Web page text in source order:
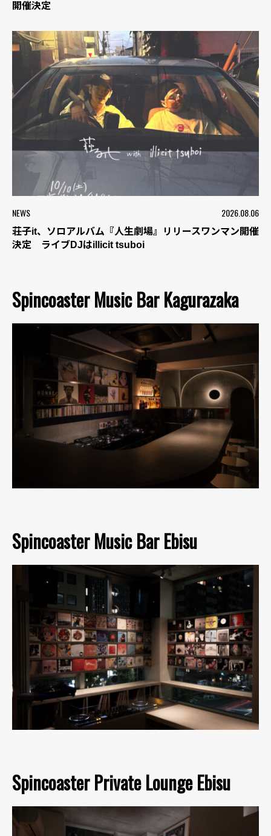
開催決定
NEWS 2026.08.06
荘子it、ソロアルバム『人生劇場』リリースワンマン開催
決定 ライブDJはillicit tsuboi
Spincoaster Music Bar Kagurazaka
Spincoaster Music Bar Ebisu
Spincoaster Private Lounge Ebisu